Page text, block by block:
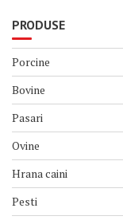
PRODUSE
Porcine
Bovine
Pasari
Ovine
Hrana caini
Pesti